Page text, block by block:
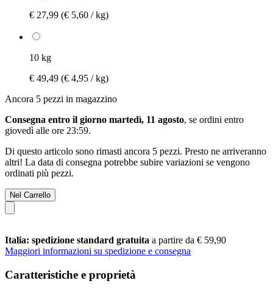
€ 27,99 (€ 5,60 / kg)
10 kg
€ 49,49 (€ 4,95 / kg)
Ancora 5 pezzi in magazzino
Consegna entro il giorno martedì, 11 agosto, se ordini entro
giovedì alle ore 23:59.
Di questo articolo sono rimasti ancora 5 pezzi. Presto ne arriveranno
altri! La data di consegna potrebbe subire variazioni se vengono
ordinati più pezzi.
Nel Carrello
Italia: spedizione standard gratuita a partire da € 59,90
Maggiori informazioni su spedizione e consegna
Caratteristiche e proprietà